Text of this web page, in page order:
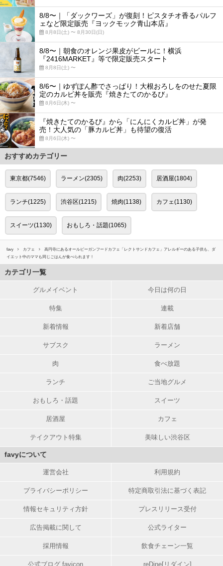
8/8〜｜「ダックワーズ」が復刻！ピスタチオ香るパルフ
ェなど限定販売『ヨックモック青山本店』
8月8日(土) 〜 8月30日(日)
8/8〜｜朝食のオレンジ果皮がビールに！横浜
『2416MARKET』等で限定販売スタート
8月8日(土) 〜
8/6〜｜ゆずぽん酢でさっぱり！大根おろしをのせた夏限
定のカルビ丼を販売『焼きたてのかるび』
8月6日(木) 〜
『焼きたてのかるび』から「にんにくカルビ丼」が発
売！大人気の「豚カルビ丼」も待望の復活
8月6日(木) 〜
おすすめカテゴリー
東京都(7546) ラーメン(2305) 肉(2253) 居酒屋(1804)
ランチ(1225) 渋谷区(1215) 焼肉(1138) カフェ(1130)
スイーツ(1130) おもしろ・話題(1065)
favy カフェ
高円寺にあるオールビーガンフードカフェ「レクトサンドカフェ」アレルギーのある子供も、ダ
イエット中のママも同じごはんが食べられます！
カテゴリ一覧
グルメイベント 今日は何の日
特集 連載
新着情報 新着店舗
サブスク ラーメン
肉 食べ放題
ランチ ご当地グルメ
おもしろ・話題 スイーツ
居酒屋 カフェ
テイクアウト特集 美味しい渋谷区
favyについて
運営会社 利用規約
プライバシーポリシー 特定商取引法に基づく表記
情報セキュリティ方針 プレスリリース受付
広告掲載に関して 公式ライター
採用情報 飲食チェーン一覧
公式ブログ favicon reDine[リダイン]